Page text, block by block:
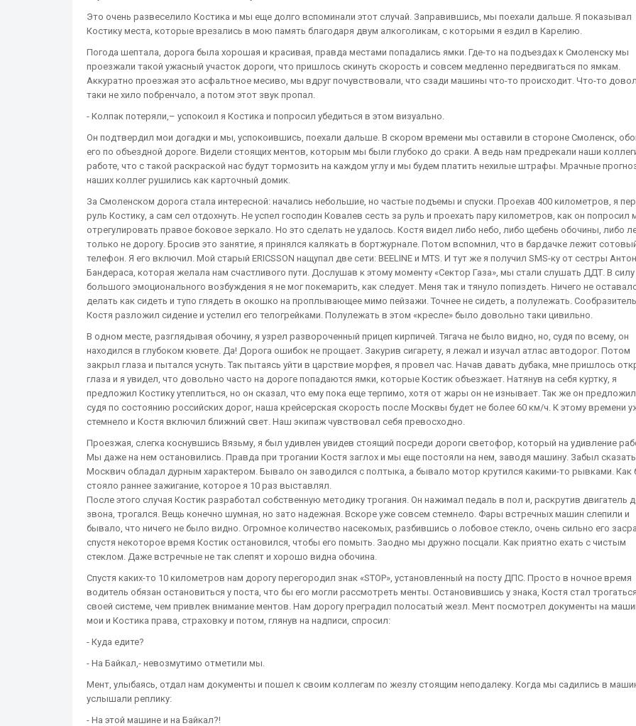
Это очень развеселило Костика и мы еще долго вспоминали этот случай. Заправившись, мы поехали дальше. Я показывал
Костику места, которые врезались в мою память благодаря двум алкоголикам, с которыми я ездил в Карелию.
Погода шептала, дорога была хорошая и красивая, правда местами попадались ямки. Где-то на подъездах к Смоленску мы
проезжали такой ужасный участок дороги, что пришлось скинуть скорость и совсем медленно передвигаться по ямкам.
Аккуратно проезжая это асфальтное месиво, мы вдруг почувствовали, что сзади машины что-то происходит. Что-то
таки не хило побренчало, а потом этот звук пропал.
- Колпак потеряли,– успокоил я Костика и попросил убедиться в этом визуально.
Он подтвердил мои догадки и мы, успокоившись, поехали дальше. В скором времени мы оставили в стороне Смоленск,
его по объездной дороге. Видели стоящих ментов, которым мы были глубоко до сраки. А ведь нам предрекали наши
работе, что с такой раскраской нас будут тормозить на каждом углу и мы будем платить нехилые штрафы. Мрачные
наших коллег рушились как карточный домик.
За Смоленском дорога стала интересной: начались небольшие, но частые подъемы и спуски. Проехав 400 километров, я
руль Костику, а сам сел отдохнуть. Не успел господин Ковалев сесть за руль и проехать пару километров, как он попросил
отрегулировать правое боковое зеркало. Но это сделать не удалось. Костя видел либо небо, либо щебень обочины, либо
только не дорогу. Бросив это занятие, я принялся калякать в бортжурнале. Потом вспомнил, что в бардачке лежит
телефон. Я его включил. Мой старый ERICSSON нащупал две сети: BEELINE и MTS. И тут же я получил SMS-ку от сестры
Бандераса, которая желала нам счастливого пути. Дослушав к этому моменту «Сектор Газа», мы стали слушать ДДТ. В силу
большого эмоционального возбуждения я не мог покемарить, как следует. Меня так и тянуло попиздеть. Ничего не
делать как сидеть и тупо глядеть в окошко на проплывающее мимо пейзажи. Точнее не сидеть, а полулежать.
Костя разложил сидение и устелил его телогрейками. Полулежать в этом «кресле» было довольно таки цивильно.
В одном месте, разглядывая обочину, я узрел развороченный прицеп кирпичей. Тягача не было видно, но, судя по всему, он
находился в глубоком кювете. Да! Дорога ошибок не прощает. Закурив сигарету, я лежал и изучал атлас автодорог. Потом
закрыл глаза и пытался уснуть. Так пытаясь уйти в царствие морфея, я провел час. Начав давать дубака, мне пришлось
глаза и я увидел, что довольно часто на дороге попадаются ямки, которые Костик объезжает. Натянув на себя куртку, я
предложил Костику утеплиться, но он сказал, что ему пока еще терпимо, хотя от жары он не изнывает. Так же он
судя по состоянию российских дорог, наша крейсерская скорость после Москвы будет не более 60 км/ч. К этому времени
стемнело и Костя включил ближний свет. Наш экипаж чувствовал себя превосходно.
Проезжая, слегка коснувшись Вязьму, я был удивлен увидев стоящий посреди дороги светофор, который на удивление
Мы даже на нем остановились. Правда при трогании Костя заглох и мы еще постояли на нем, заводя машину. Забыл
Москвич обладал дурным характером. Бывало он заводился с полтыка, а бывало мотор крутился какими-то рывками. Как
стояло раннее зажигание, которое я 10 раз выставлял.
После этого случая Костик разработал собственную методику трогания. Он нажимал педаль в пол и, раскрутив двигатель
звона, трогался. Вещь конечно шумная, но зато надежная. Вскоре уже совсем стемнело. Фары встречных машин слепили и
бывало, что ничего не было видно. Огромное количество насекомых, разбившись о лобовое стекло, очень сильно его
спустя некоторое время Костик остановился, чтобы его помыть. Заодно мы дружно посцали. Как приятно ехать с чистым
стеклом. Даже встречные не так слепят и хорошо видна обочина.
Спустя каких-то 10 километров нам дорогу перегородил знак «STOP», установленный на посту ДПС. Просто в ночное время
водитель обязан остановиться у поста, что бы его могли рассмотреть менты. Остановившись у знака, Костя стал
своей системе, чем привлек внимание ментов. Нам дорогу преградил полосатый жезл. Мент посмотрел документы на
мои и Костика права, страховку и потом, глянув на надписи, спросил:
- Куда едите?
- На Байкал,- невозмутимо отметили мы.
Мент, улыбаясь, отдал нам документы и пошел к своим коллегам по жезлу стоящим неподалеку. Когда мы садились в
услышали реплику:
- На этой машине и на Байкал?!